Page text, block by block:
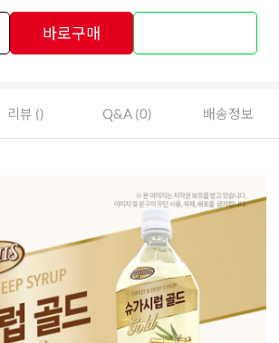
바로구매
리뷰 () Q&A (0) 배송정보